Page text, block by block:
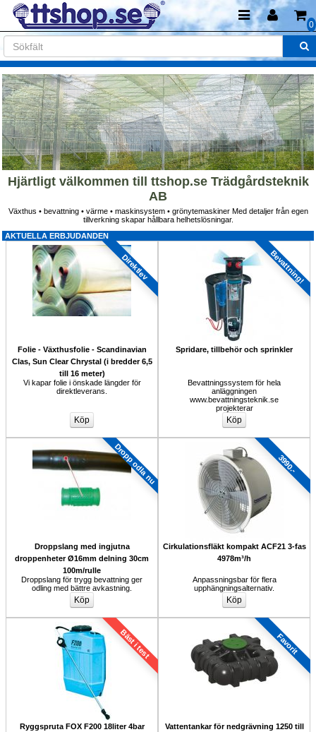
0
Hjärtligt välkommen till ttshop.se Trädgårdsteknik
AB
Växthus • bevattning • värme • maskinsystem • grönytemaskiner Med detaljer från egen
tillverkning skapar hållbara helhetslösningar.
AKTUELLA ERBJUDANDEN
Direktlev
Folie - Växthusfolie - Scandinavian
Clas, Sun Clear Chrystal (i bredder 6,5
till 16 meter)
Vi kapar folie i önskade längder för
direktleverans.
Bevattning!
Spridare, tillbehör och sprinkler
Bevattningssystem för hela
anläggningen
www.bevattningsteknik.se
projekterar
Dropp odla nu
Droppslang med ingjutna
droppenheter Ø16mm delning 30cm
100m/rulle
Droppslang för trygg bevattning ger
odling med bättre avkastning.
3990.-
Cirkulationsfläkt kompakt ACF21 3-fas
4978m³/h
Anpassningsbar för flera
upphängningsalternativ.
Bäst i test
Ryggspruta FOX F200 18liter 4bar
Favorit
Vattentankar för nedgrävning 1250 till